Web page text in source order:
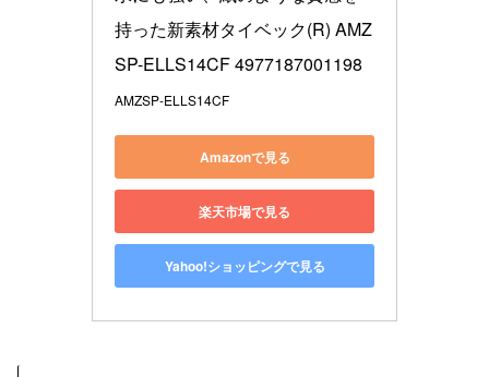
持った新素材タイベック(R) AMZ
SP-ELLS14CF 4977187001198
AMZSP-ELLS14CF
Amazonで見る
楽天市場で見る
Yahoo!ショッピングで見る